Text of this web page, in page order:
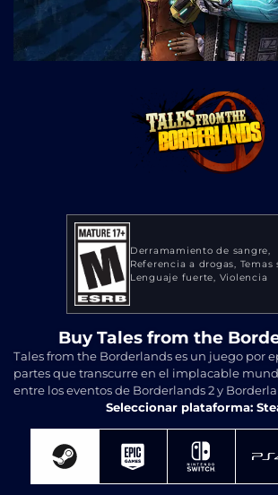
Derramamiento de sangre
Referencia a drogas Temas
Lenguaje fuerte Violencia
Buy Tales from the
Tales from the Borderlands es un juego por
partes que transcurre en el implacable
entre los eventos de Borderlands 2 y
Seleccionar plataforma: